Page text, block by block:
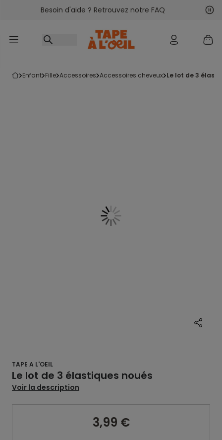
Accéder au contenu
Besoin d'aide ? Retrouvez notre FAQ
enfant fille accessoires accessoires cheveux le lot de 3
TAPE A L'OEIL
Le lot de 3 élastiques noués
Voir la description
3,99 €